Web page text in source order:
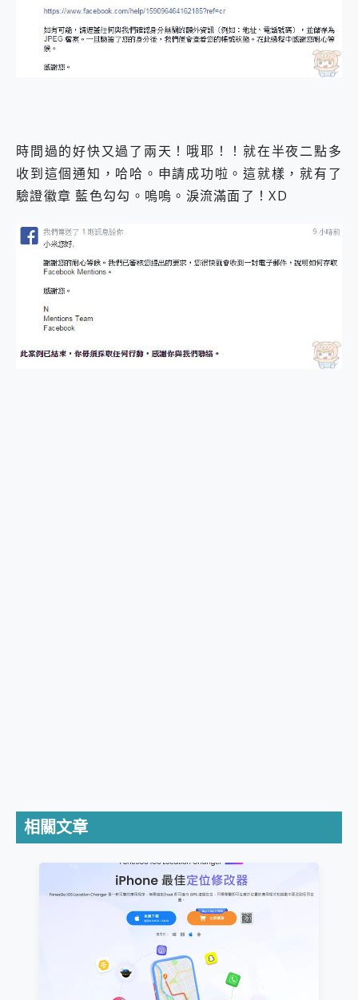
時間過的好快又過了兩天！哦耶！！就在半夜二點多
收到這個通知，哈哈。申請成功啦。這就樣，就有了
驗證徽章 藍色勾勾。嗚嗚。淚流滿面了！XD
相關文章